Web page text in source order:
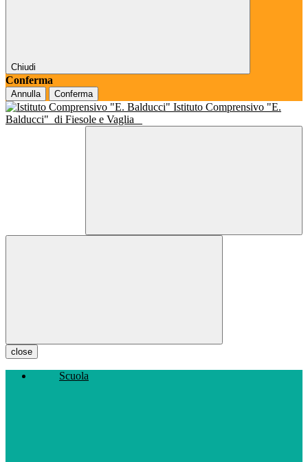
Chiudi
Conferma
Annulla Conferma
Istituto Comprensivo "E.
Balducci" di Fiesole e Vaglia
close
Scuola